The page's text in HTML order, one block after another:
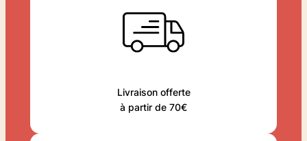
Livraison offerte
à partir de 70€